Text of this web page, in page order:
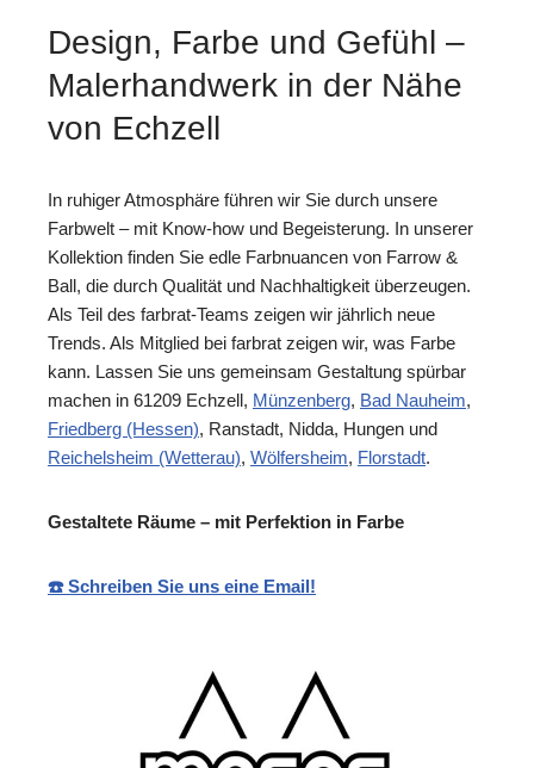
Design, Farbe und Gefühl –
Malerhandwerk in der Nähe
von Echzell
In ruhiger Atmosphäre führen wir Sie durch unsere
Farbwelt – mit Know-how und Begeisterung. In unserer
Kollektion finden Sie edle Farbnuancen von Farrow &
Ball, die durch Qualität und Nachhaltigkeit überzeugen.
Als Teil des farbrat-Teams zeigen wir jährlich neue
Trends. Als Mitglied bei farbrat zeigen wir, was Farbe
kann. Lassen Sie uns gemeinsam Gestaltung spürbar
machen in 61209 Echzell, Münzenberg, Bad Nauheim,
Friedberg (Hessen), Ranstadt, Nidda, Hungen und
Reichelsheim (Wetterau), Wölfersheim, Florstadt.
Gestaltete Räume – mit Perfektion in Farbe
☎️ Schreiben Sie uns eine Email!